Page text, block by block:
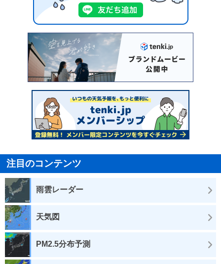
注目のコンテンツ
雨雲レーダー
天気図
PM2.5分布予測